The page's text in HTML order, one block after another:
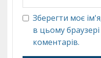
Зберегти моє
в цьому
коментарів.